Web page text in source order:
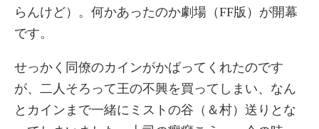
らんけど）。何かあったのか劇場（FF版）が開幕
です。
せっかく同僚のカインがかばってくれたのです
が、二人そろって王の不興を買ってしまい、なん
とカインまで一緒にミストの谷（＆村）送りとな